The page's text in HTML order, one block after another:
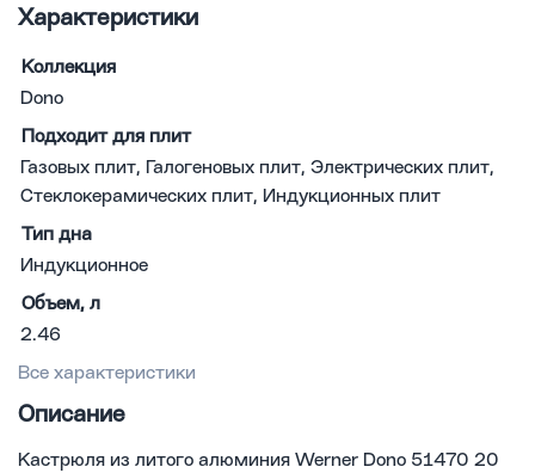
Характеристики
Коллекция
Dono
Подходит для плит
Газовых плит, Галогеновых плит, Электрических плит,
Стеклокерамических плит, Индукционных плит
Тип дна
Индукционное
Объем, л
2.46
Все характеристики
Описание
Кастрюля из литого алюминия Werner Dono 51470 20